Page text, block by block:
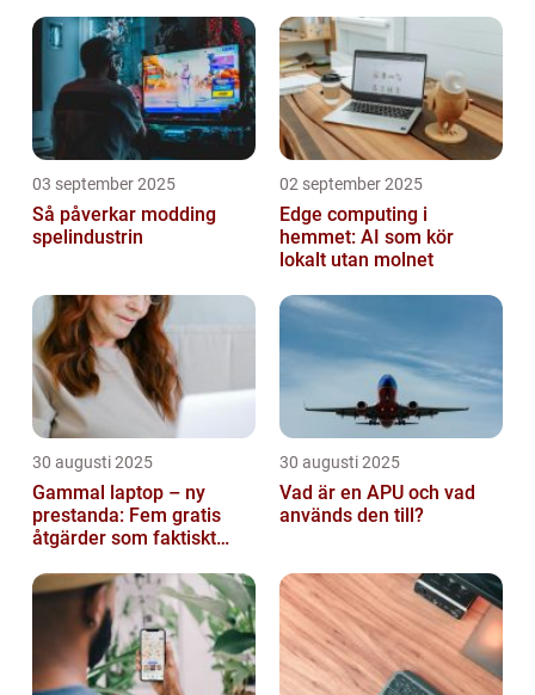
03 september 2025
Så påverkar modding
spelindustrin
02 september 2025
Edge computing i
hemmet: AI som kör
lokalt utan molnet
30 augusti 2025
Gammal laptop – ny
prestanda: Fem gratis
åtgärder som faktiskt
30 augusti 2025
Vad är en APU och vad
används den till?